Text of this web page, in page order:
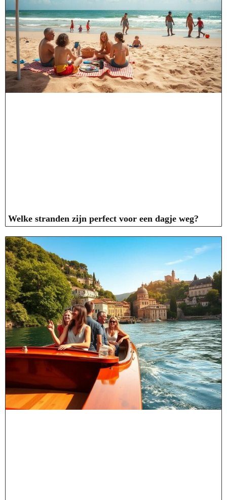
Welke stranden zijn perfect voor een dagje weg?